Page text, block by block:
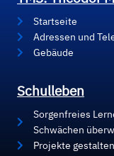
Startseite
Adressen und
Gebäude
Schulleben
Sorgenfreies
Schwächen
Projekte